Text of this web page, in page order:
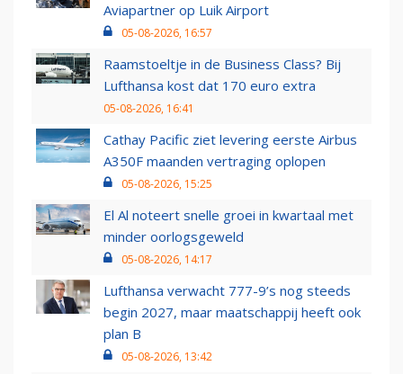
Aviapartner op Luik Airport
05-08-2026, 16:57
Raamstoeltje in de Business Class? Bij
Lufthansa kost dat 170 euro extra
05-08-2026, 16:41
Cathay Pacific ziet levering eerste Airbus
A350F maanden vertraging oplopen
05-08-2026, 15:25
El Al noteert snelle groei in kwartaal met
minder oorlogsgeweld
05-08-2026, 14:17
Lufthansa verwacht 777-9’s nog steeds
begin 2027, maar maatschappij heeft ook
plan B
05-08-2026, 13:42